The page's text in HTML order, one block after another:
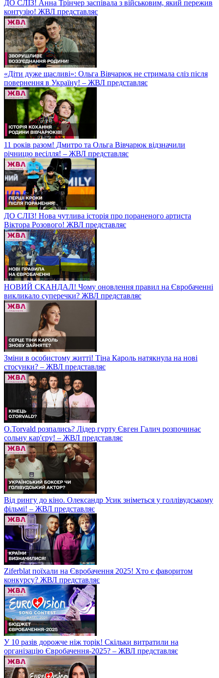
ДО СЛІЗ! Анна Трінчер заспівала з військовим, який пережив
контузію! ЖВЛ представляє
«Діти дуже щасливі»: Ольга Вівчарюк не стримала сліз після
повернення в Україну! – ЖВЛ представляє
11 років разом! Дмитро та Ольга Вівчарюк відзначили
річницю весілля! – ЖВЛ представляє
ДО СЛІЗ! Нова чутлива історія про пораненого артиста
Віктора Розового! ЖВЛ представляє
НОВИЙ СКАНДАЛ! Чому оновлення правил на Євробаченні
викликало суперечки? ЖВЛ представляє
Зміни в особистому житті! Тіна Кароль натякнула на нові
стосунки? – ЖВЛ представляє
O.Torvald розпались? Лідер гурту Євген Галич розпочинає
сольну кар'єру! – ЖВЛ представляє
Від рингу до кіно. Олександр Усик зніметься у голлівудському
фільмі! – ЖВЛ представляє
Ziferblat поїхали на Євробачення 2025! Хто є фаворитом
конкурсу? ЖВЛ представляє
У 10 разів дорожче ніж торік! Скільки витратили на
організацію Євробачення-2025? – ЖВЛ представляє